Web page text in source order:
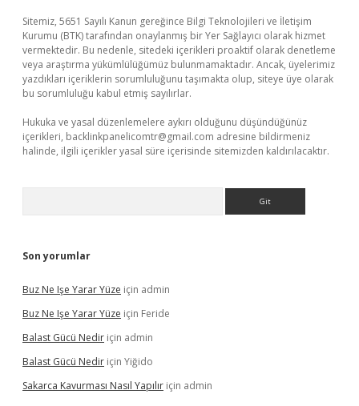
Sitemiz, 5651 Sayılı Kanun gereğince Bilgi Teknolojileri ve İletişim
Kurumu (BTK) tarafından onaylanmış bir Yer Sağlayıcı olarak hizmet
vermektedir. Bu nedenle, sitedeki içerikleri proaktif olarak denetleme
veya araştırma yükümlülüğümüz bulunmamaktadır. Ancak, üyelerimiz
yazdıkları içeriklerin sorumluluğunu taşımakta olup, siteye üye olarak
bu sorumluluğu kabul etmiş sayılırlar.
Hukuka ve yasal düzenlemelere aykırı olduğunu düşündüğünüz
içerikleri, backlinkpanelicomtr@gmail.com adresine bildirmeniz
halinde, ilgili içerikler yasal süre içerisinde sitemizden kaldırılacaktır.
Son yorumlar
Buz Ne Işe Yarar Yüze için admin
Buz Ne Işe Yarar Yüze için Feride
Balast Gücü Nedir için admin
Balast Gücü Nedir için Yiğido
Sakarca Kavurması Nasıl Yapılır için admin